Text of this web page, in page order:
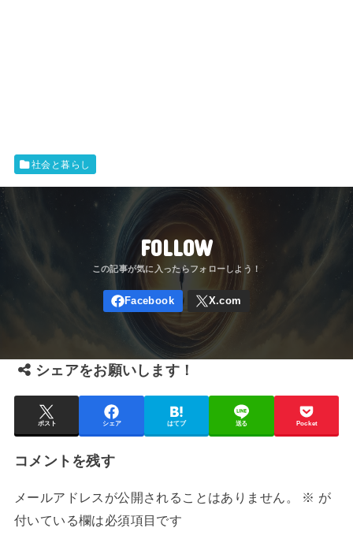
社会と暮らし
FOLLOW
シェアをお願いします！
ポスト シェア はてブ 送る Pocket
コメントを残す
メールアドレスが公開されることはありません。 ※ が
付いている欄は必須項目です